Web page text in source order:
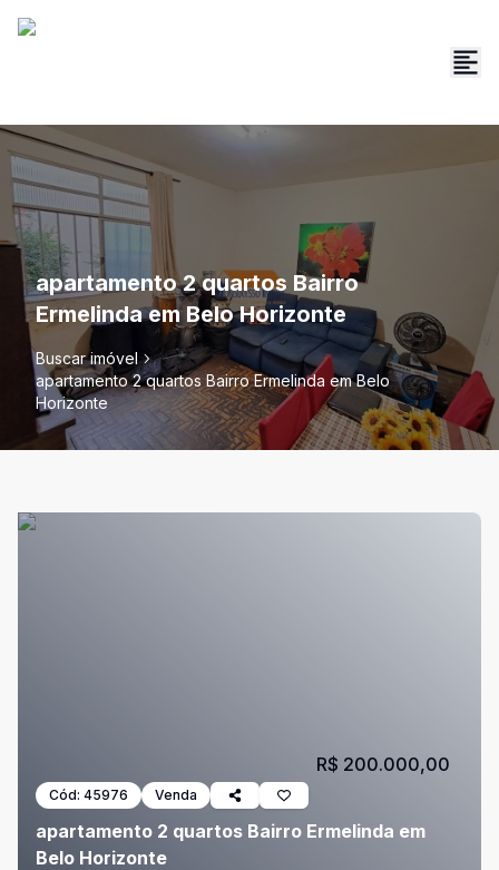
apartamento 2 quartos Bairro
Ermelinda em Belo Horizonte
Buscar imóvel
apartamento 2 quartos Bairro Ermelinda em Belo
Horizonte
Cód: 45976 Venda
apartamento 2 quartos Bairro Ermelinda em
Belo Horizonte
R$ 200.000,00